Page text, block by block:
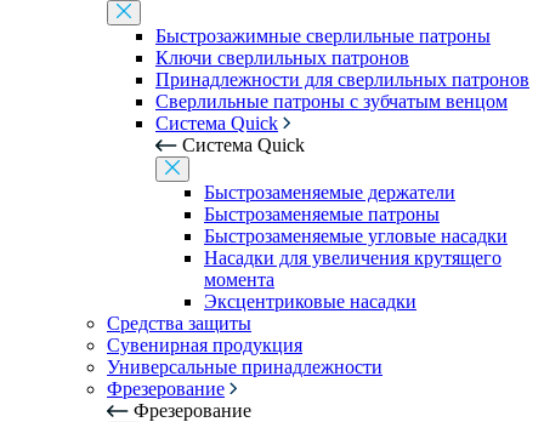
Быстрозажимные сверлильные патроны
Ключи сверлильных патронов
Принадлежности для сверлильных патронов
Сверлильные патроны с зубчатым венцом
Система Quick
Система Quick
Быстрозаменяемые держатели
Быстрозаменяемые патроны
Быстрозаменяемые угловые насадки
Насадки для увеличения крутящего
момента
Эксцентриковые насадки
Средства защиты
Сувенирная продукция
Универсальные принадлежности
Фрезерование
Фрезерование